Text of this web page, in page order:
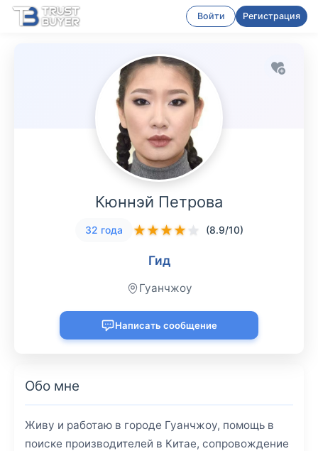
Войти Регистрация
Кюннэй Петрова
32 года ★★★★ ★ (8.9/10)
Гид
Гуанчжоу
Написать сообщение
Обо мне
Живу и работаю в городе Гуанчжоу, помощь в
поиске производителей в Китае, сопровождение